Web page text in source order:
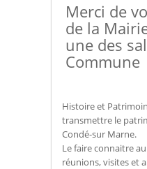
Merci de
de la
une des
Commune
Histoire et
transmettre le
Condé-sur Marne.
Le faire connaitre
réunions, visites et